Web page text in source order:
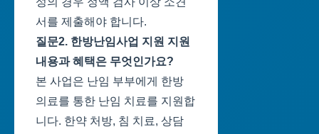
서를 제출해야 합니다.
질문2. 한방난임사업 지원 지원
내용과 혜택은 무엇인가요?
본 사업은 난임 부부에게 한방
의료를 통한 난임 치료를 지원합
니다. 한약 처방, 침 치료, 상담